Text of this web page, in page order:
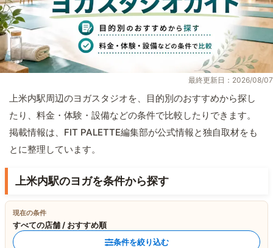
最終更新日：2026/08/07
上米内駅周辺のヨガスタジオを、目的別のおすすめから探し
たり、料金・体験・設備などの条件で比較したりできます。
掲載情報は、FIT PALETTE編集部が公式情報と独自取材をも
とに整理しています。
上米内駅のヨガを条件から探す
現在の条件
すべての店舗 / おすすめ順
条件を絞り込む